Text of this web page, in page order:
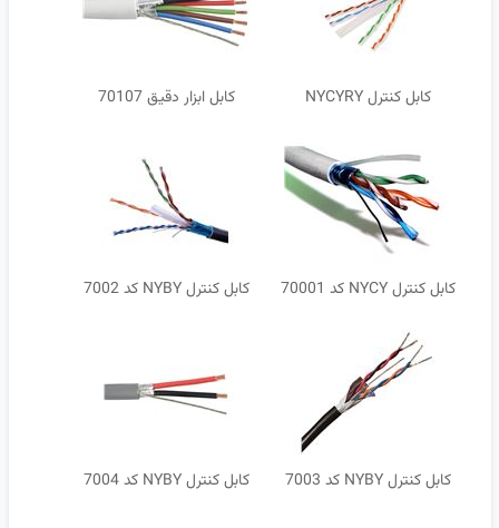
کابل کنترل NYCYRY کابل ابزار دقیق 70107
کابل کنترل NYCY کد 70001 کابل کنترل NYBY کد 7002
کابل کنترل NYBY کد 7003 کابل کنترل NYBY کد 7004